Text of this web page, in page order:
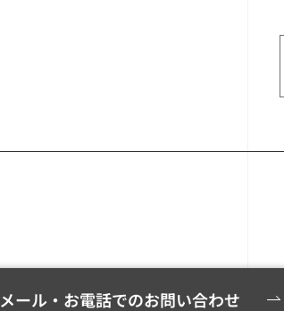
メール・お電話でのお問い合わせ